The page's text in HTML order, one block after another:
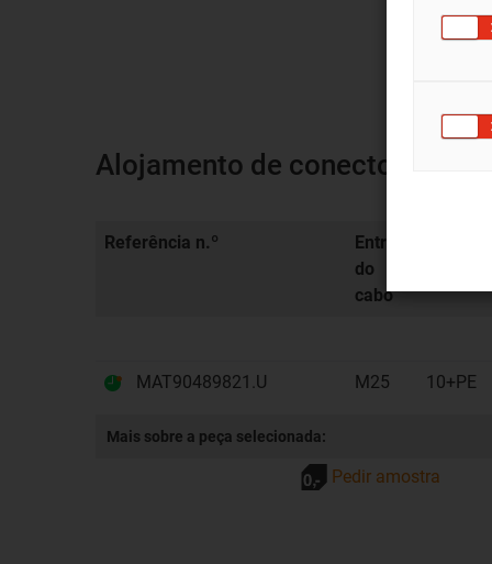
Alojamento de conector Han®
Referência n.º
Entrada
do
cabo
MAT90489821.U M25 10+PE
Mais sobre a peça selecionada:
Pedir amostra